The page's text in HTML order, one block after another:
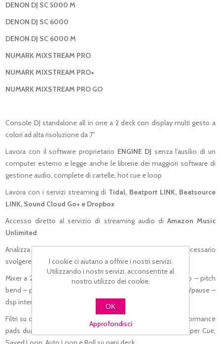
DENON DJ SC 5000 M
DENON DJ SC 6000
DENON DJ SC 6000 M
NUMARK MIXSTREAM PRO
NUMARK MIXSTREAM PRO+
NUMARK MIXSTREAM PRO GO
Console DJ standalone all in one a 2 deck con display multi gesto a
colori ad alta risoluzione da 7”
Lavora con il software proprietario ENGINE DJ senza l'ausilio di un
computer esterno e legge anche le librerie dei maggiori software di
gestione audio, complete di cartelle, hot cue e loop
Lavora con i servizi streaming di Tidal, Beatport LINK, Beatsource
LINK, Sound Cloud Go+ e Dropbox
Accesso diretto al servizio di streaming audio di Amazon Music
Unlimited
Analizza i dati importati internamente senza che sia necessario
svolgere questa operazione su un computer esterno
Mixer a 2 canali + 1 canale microfonico con volume separato – pitch
bend – pitch slider da ±4% a ±100% – sync, cue/stop e play/pause –
dsp interno con 4 effetti
Filtri su ogni deck – jog wheel touch sensitive da 6” – 4 performance
pads dual layer su ogni deck – 4 performance mode pads per Cue,
I cookie ci aiutano a offrire i nostri servizi.
Utilizzando i nostri servizi, acconsentite al
nostro utilizzo dei cookie.
OK
Approfondisci